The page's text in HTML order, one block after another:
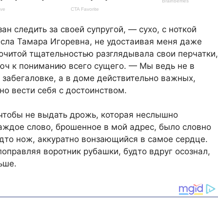
следить за своей супругой, — сухо, с ноткой
Тамара Игоревна, не удостаивая меня даже
тщательностью разглядывала свои перчатки,
к пониманию всего сущего. — Мы ведь не в
а в доме действительно важных,
вести себя с достоинством.
не выдать дрожь, которая неслышно
слово, брошенное в мой адрес, было словно
нож, аккуратно вонзающийся в самое сердце.
воротник рубашки, будто вдруг осознал,